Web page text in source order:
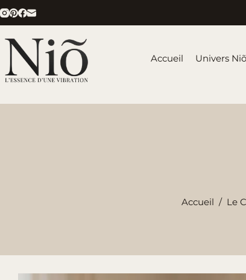
Passer
au
contenu
Accueil Univers Niõ
Accueil / Le